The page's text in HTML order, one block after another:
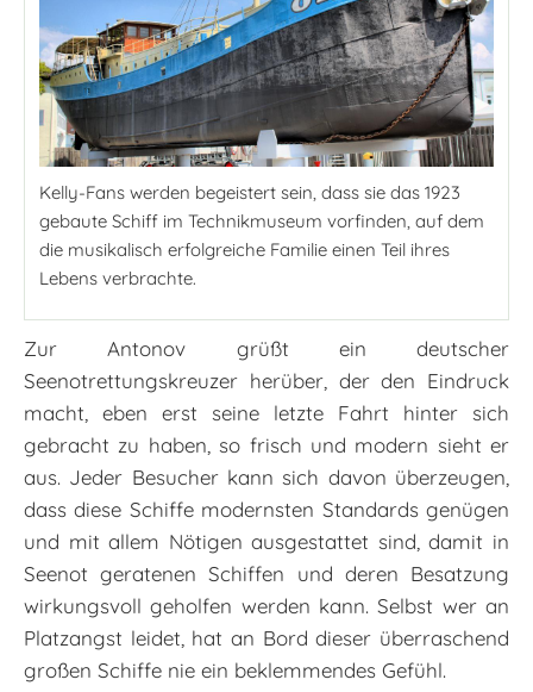
Kelly-Fans werden begeistert sein, dass sie das 1923
gebaute Schiff im Technikmuseum vorfinden, auf dem
die musikalisch erfolgreiche Familie einen Teil ihres
Lebens verbrachte.
Zur Antonov grüßt ein deutscher
Seenotrettungskreuzer herüber, der den Eindruck
macht, eben erst seine letzte Fahrt hinter sich
gebracht zu haben, so frisch und modern sieht er
aus. Jeder Besucher kann sich davon überzeugen,
dass diese Schiffe modernsten Standards genügen
und mit allem Nötigen ausgestattet sind, damit in
Seenot geratenen Schiffen und deren Besatzung
wirkungsvoll geholfen werden kann. Selbst wer an
Platzangst leidet, hat an Bord dieser überraschend
großen Schiffe nie ein beklemmendes Gefühl.